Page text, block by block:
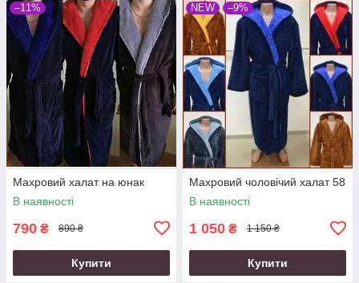
–11%
Махровий халат на юнак
В наявності
790 ₴ 890 ₴
Купити
NEW –9%
Махровий чоловічий халат 58
В наявності
1 050 ₴ 1 150 ₴
Купити